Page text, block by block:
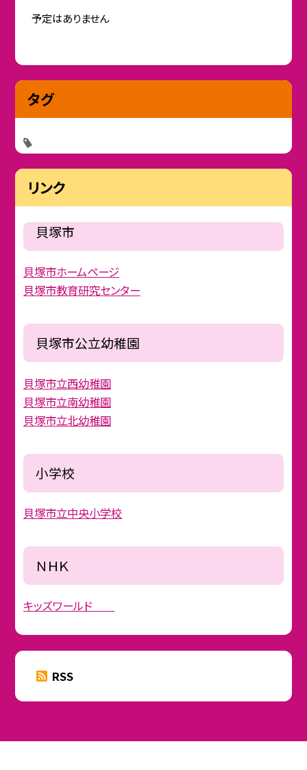
予定はありません
タグ
リンク
貝塚市
貝塚市ホームページ
貝塚市教育研究センター
貝塚市公立幼稚園
貝塚市立西幼稚園
貝塚市立南幼稚園
貝塚市立北幼稚園
小学校
貝塚市立中央小学校
ＮＨＫ
キッズワールド
RSS